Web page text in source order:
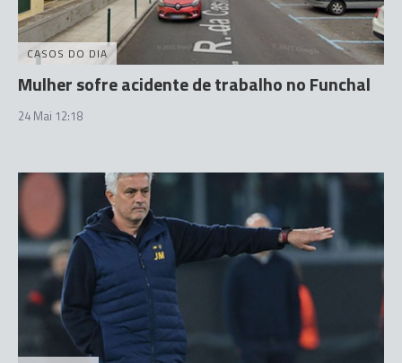
CASOS DO DIA
Mulher sofre acidente de trabalho no Funchal
24 Mai 12:18